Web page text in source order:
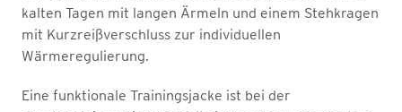
kalten Tagen mit langen Ärmeln und einem Stehkragen
mit Kurzreißverschluss zur individuellen
Wärmeregulierung.
Eine funktionale Trainingsjacke ist bei der